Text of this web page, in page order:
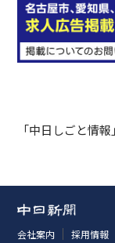
「中日しごと情
会社案内 採用情報